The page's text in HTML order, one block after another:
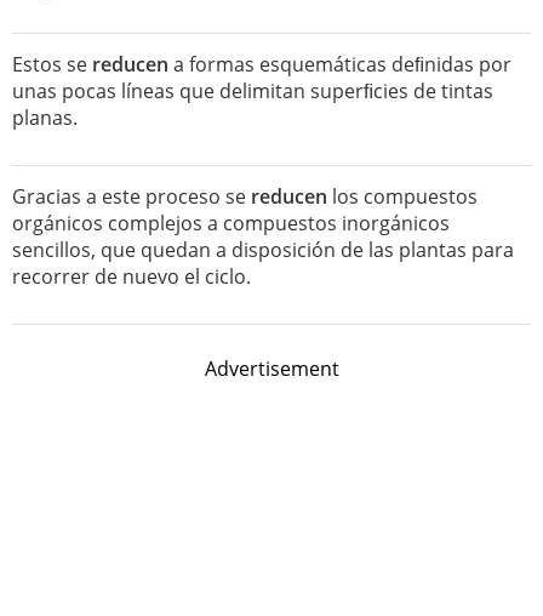
Estos se reducen a formas esquemáticas deﬁnidas por
unas pocas líneas que delimitan superﬁcies de tintas
planas.
Gracias a este proceso se reducen los compuestos
orgánicos complejos a compuestos inorgánicos
sencillos, que quedan a disposición de las plantas para
recorrer de nuevo el ciclo.
Advertisement